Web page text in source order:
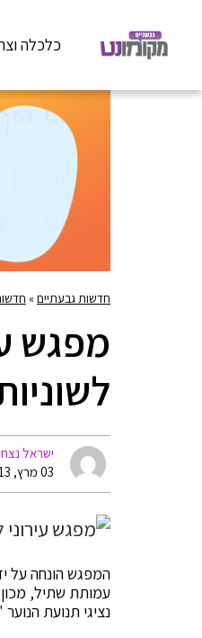
כלכלה
חדשות גבעתיים»
מפגש
ישראל נצח
03 מרץ, 2013 15:42
המפגש הונחה על
עמותת שתיל, מכון
נציגי תנועת